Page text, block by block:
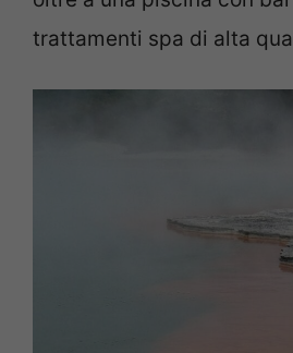
trattamenti spa di alta